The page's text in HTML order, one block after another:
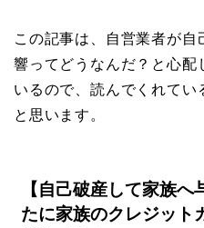
この記事は、自営業者が
響ってどうなんだ？と心配
いるので、読んでくれてい
と思います。
【自己破産して家族
たに家族のクレジット